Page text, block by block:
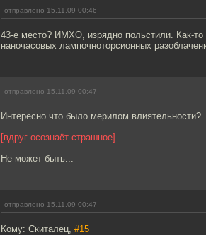
отправлено 15.11.09 00:46
43-е место? ИМХО, изрядно польстили. Как-то
наночасовых лампочноторсионных
отправлено 15.11.09 00:47
Интересно что было мерилом влиятельности?
[вдруг осознаёт страшное]
Не может быть...
отправлено 15.11.09 00:47
Кому: Скиталец, #15